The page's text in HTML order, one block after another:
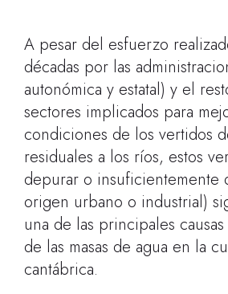
A pesar del esfuerzo
décadas por las
autonómica y estatal) y el
sectores implicados para
condiciones de los vertidos
residuales a los ríos, estos
depurar o insuficientemente
origen urbano o industrial)
una de las principales
de las masas de agua en la
cantábrica.